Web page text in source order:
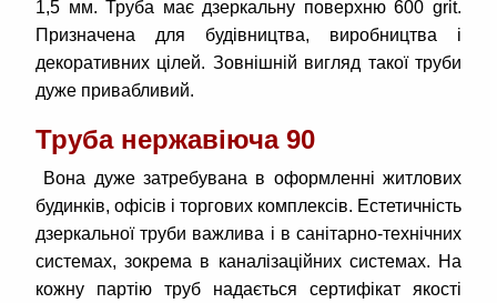
1,5 мм. Труба має дзеркальну поверхню 600 grit.
Призначена для будівництва, виробництва і
декоративних цілей. Зовнішній вигляд такої труби
дуже привабливий.
Труба нержавіюча 90
Вона дуже затребувана в оформленні житлових
будинків, офісів і торгових комплексів. Естетичність
дзеркальної труби важлива і в санітарно-технічних
системах, зокрема в каналізаційних системах. На
кожну партію труб надається сертифікат якості